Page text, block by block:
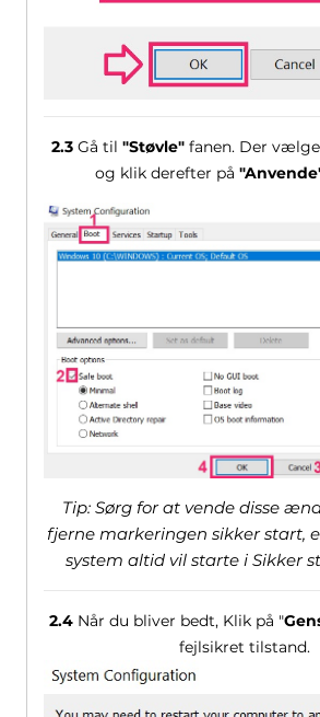
2.3 Gå til"Støvle" fanen. Der
og klik derefter på
Tip: Sørg for at vende disse
fjerne markeringen sikker start,
system altid vil starte i Sikker
2.4Når du bliver bedt, Klik på "
fejlsikret tilstand.